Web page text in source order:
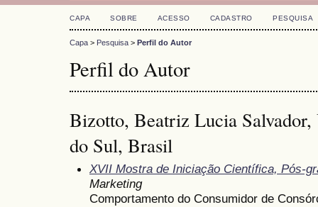
CAPA SOBRE ACESSO CADASTRO PESQUISA
Capa > Pesquisa > Perfil do Autor
Perfil do Autor
Bizotto, Beatriz Lucia Salvador,
do Sul, Brasil
XVII Mostra de Iniciação Científica, Pós-
Marketing
Comportamento do Consumidor de